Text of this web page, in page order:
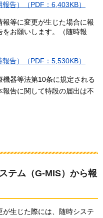
告）（PDF：6,403KB）
等に変更が生じた場合に報
お願いします。（随時報
告）（PDF：5,530KB）
機器等法第10条に規定される
告に関して特段の届出は不
テム（G-MIS）から報
生じた際には、随時システ